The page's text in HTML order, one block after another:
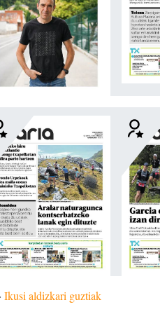
Ikusi aldizkari guztiak